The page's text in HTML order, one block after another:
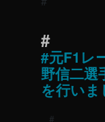
元F1レ
野信二選
を行いま